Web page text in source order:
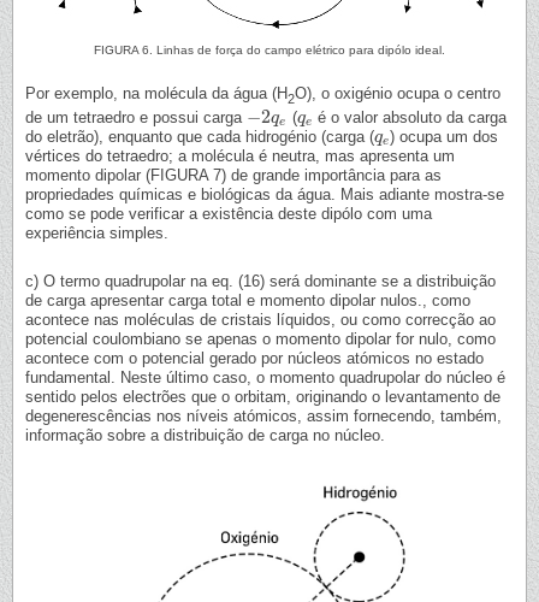
FIGURA 6. Linhas de força do campo elétrico para dipólo ideal.
Por exemplo, na molécula da água (H2O), o oxigénio ocupa o centro
de um tetraedro e possui carga −2qe
−2qe (qe
qe é o valor absoluto da carga
do eletrão), enquanto que cada hidrogénio (carga (qe
qe) ocupa um dos
vértices do tetraedro; a molécula é neutra, mas apresenta um
momento dipolar (FIGURA 7) de grande importância para as
propriedades químicas e biológicas da água. Mais adiante mostra-se
como se pode verificar a existência deste dipólo com uma
experiência simples.
c) O termo quadrupolar na eq. (16) será dominante se a distribuição
de carga apresentar carga total e momento dipolar nulos., como
acontece nas moléculas de cristais líquidos, ou como correcção ao
potencial coulombiano se apenas o momento dipolar for nulo, como
acontece com o potencial gerado por núcleos atómicos no estado
fundamental. Neste último caso, o momento quadrupolar do núcleo é
sentido pelos electrões que o orbitam, originando o levantamento de
degenerescências nos níveis atómicos, assim fornecendo, também,
informação sobre a distribuição de carga no núcleo.